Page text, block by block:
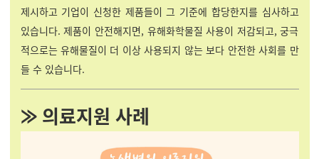
제시하고 기업이 신청한 제품들이 그 기준에 합당한지를 심사하고
있습니다. 제품이 안전해지면, 유해화학물질 사용이 저감되고, 궁극
적으로는 유해물질이 더 이상 사용되지 않는 보다 안전한 사회를 만
들 수 있습니다.
⨠ 의료지원 사례